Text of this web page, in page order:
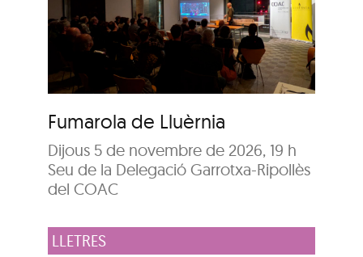
Fumarola de Lluèrnia
Dijous 5 de novembre de 2026, 19 h
Seu de la Delegació Garrotxa-Ripollès
del COAC
LLETRES